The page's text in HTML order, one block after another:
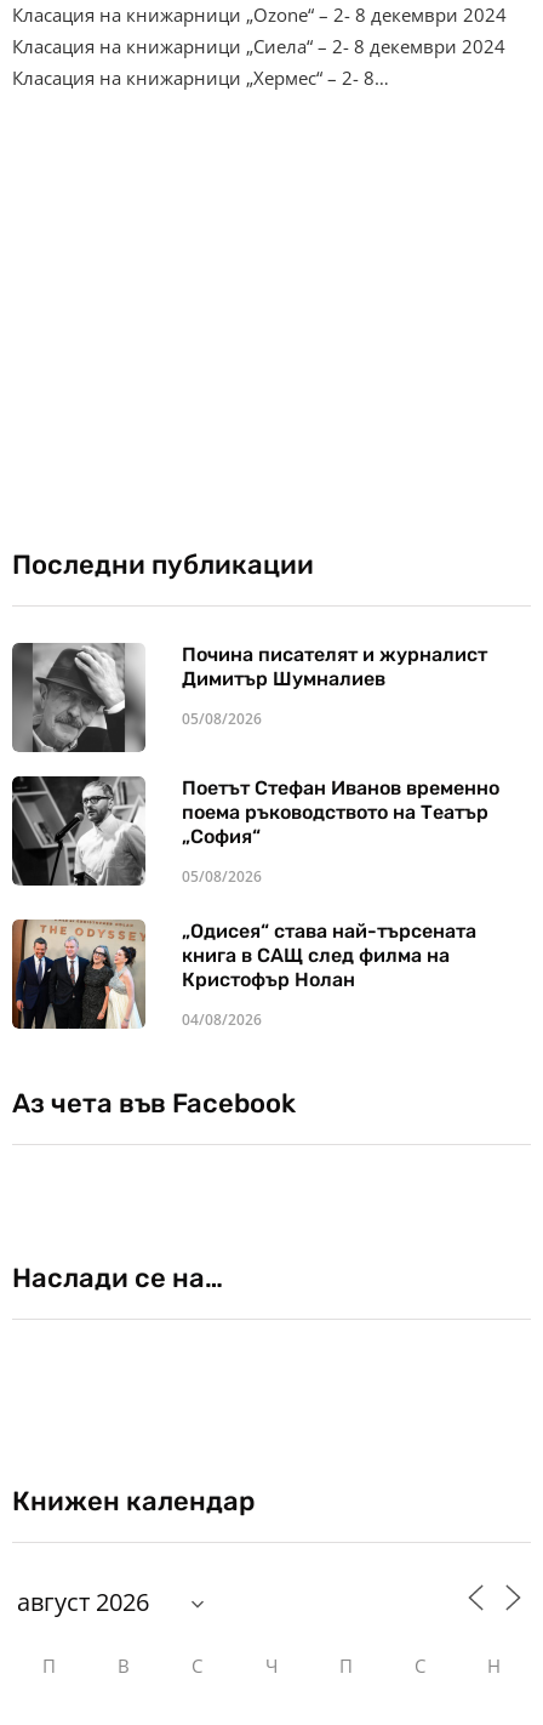
Класация на книжарници „Ozone“ – 2- 8 декември 2024
Класация на книжарници „Сиела“ – 2- 8 декември 2024
Класация на книжарници „Хермес“ – 2- 8…
Последни публикации
Почина писателят и журналист
Димитър Шумналиев
05/08/2026
Поетът Стефан Иванов временно
поема ръководството на Театър
„София“
05/08/2026
„Одисея“ става най-търсената
книга в САЩ след филма на
Кристофър Нолан
04/08/2026
Аз чета във Facebook
Наслади се на…
Книжен календар
П В С Ч П С Н